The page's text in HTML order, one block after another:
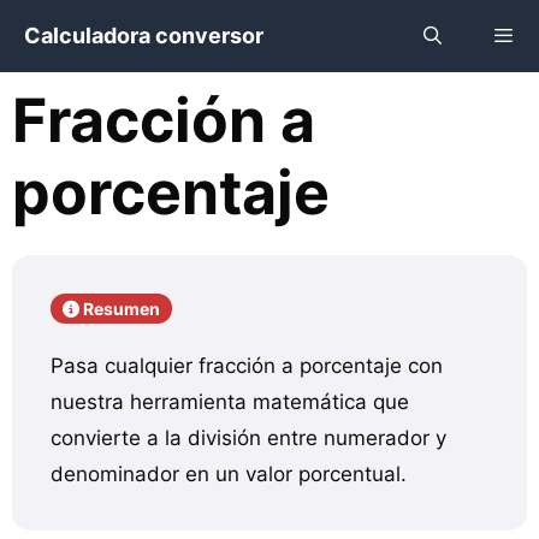
contenido
Calculadora conversor
Fracción a
porcentaje
Resumen
Pasa cualquier fracción a porcentaje con
nuestra herramienta matemática que
convierte a la división entre numerador y
denominador en un valor porcentual.